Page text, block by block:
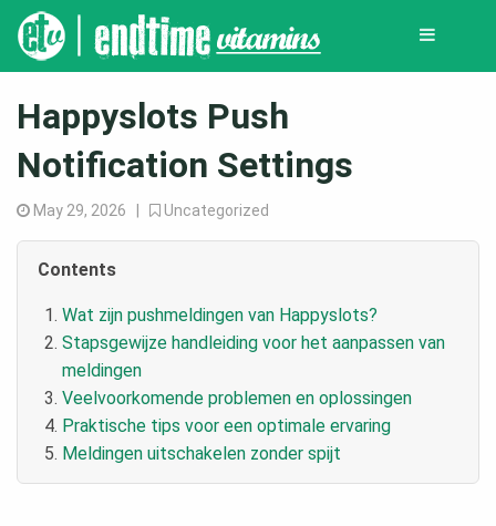
Happyslots Push
Notification Settings
May 29, 2026 | Uncategorized
Contents
Wat zijn pushmeldingen van Happyslots?
Stapsgewijze handleiding voor het aanpassen van
meldingen
Veelvoorkomende problemen en oplossingen
Praktische tips voor een optimale ervaring
Meldingen uitschakelen zonder spijt